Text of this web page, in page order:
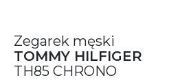
Zegarek męski
TOMMY HILFIGER
TH85 CHRONO